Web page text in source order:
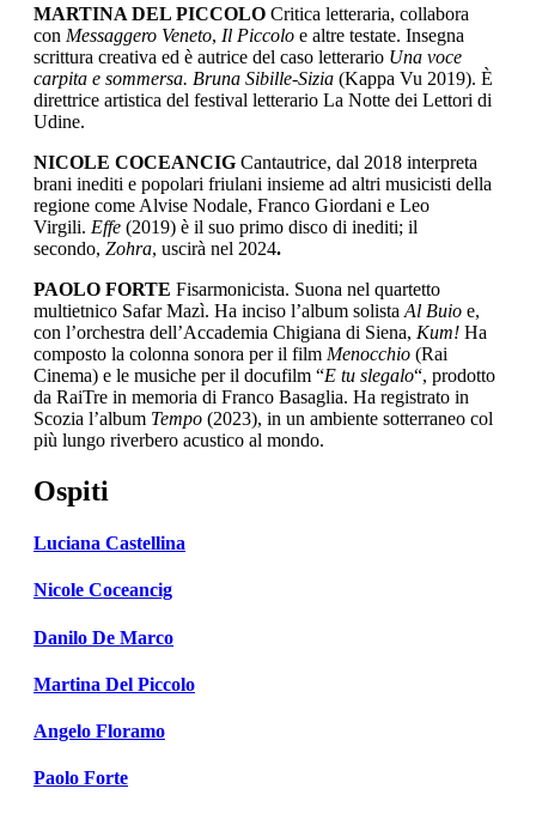
MARTINA DEL PICCOLO Critica letteraria, collabora
con Messaggero Veneto, Il Piccolo e altre testate. Insegna
scrittura creativa ed è autrice del caso letterario Una voce
carpita e sommersa. Bruna Sibille-Sizia (Kappa Vu 2019). È
direttrice artistica del festival letterario La Notte dei Lettori di
Udine.
NICOLE COCEANCIG Cantautrice, dal 2018 interpreta
brani inediti e popolari friulani insieme ad altri musicisti della
regione come Alvise Nodale, Franco Giordani e Leo
Virgili. Effe (2019) è il suo primo disco di inediti; il
secondo, Zohra, uscirà nel 2024.
PAOLO FORTE Fisarmonicista. Suona nel quartetto
multietnico Safar Mazì. Ha inciso l’album solista Al Buio e,
con l’orchestra dell’Accademia Chigiana di Siena, Kum! Ha
composto la colonna sonora per il film Menocchio (Rai
Cinema) e le musiche per il docufilm “E tu slegalo“, prodotto
da RaiTre in memoria di Franco Basaglia. Ha registrato in
Scozia l’album Tempo (2023), in un ambiente sotterraneo col
più lungo riverbero acustico al mondo.
Ospiti
Luciana Castellina
Nicole Coceancig
Danilo De Marco
Martina Del Piccolo
Angelo Floramo
Paolo Forte